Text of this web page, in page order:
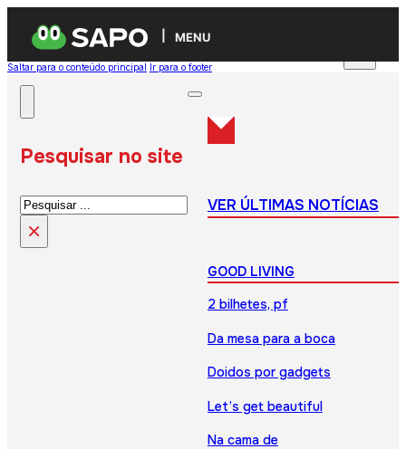
MENU
Saltar para o conteúdo principal Ir para o footer
Pesquisar no site
Pesquisar
×
VER ÚLTIMAS NOTÍCIAS
GOOD LIVING
2 bilhetes, pf
Da mesa para a boca
Doidos por gadgets
Let’s get beautiful
Na cama de